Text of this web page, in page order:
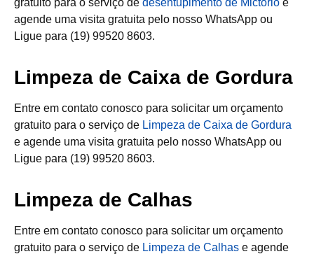
agende uma visita gratuita pelo nosso WhatsApp ou
Ligue para (19) 99520 8603.
Limpeza de Caixa de Gordura
Entre em contato conosco para solicitar um orçamento
gratuito para o serviço de Limpeza de Caixa de Gordura
e agende uma visita gratuita pelo nosso WhatsApp ou
Ligue para (19) 99520 8603.
Limpeza de Calhas
Entre em contato conosco para solicitar um orçamento
gratuito para o serviço de Limpeza de Calhas e agende